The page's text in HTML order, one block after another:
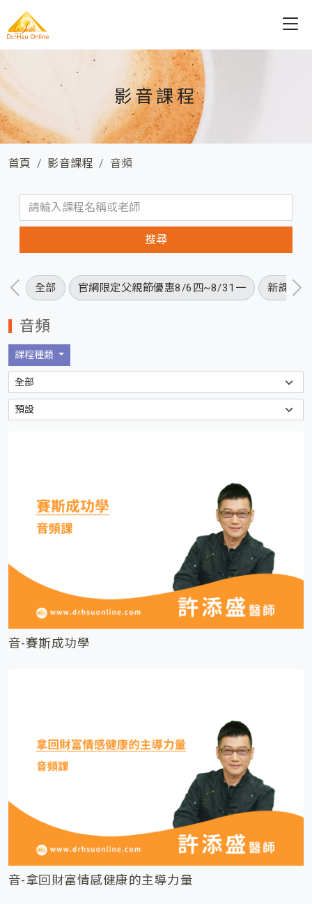
影音課程
首頁 影音課程 音頻
全部 官網限定父親節優惠8/6四~8/31一 新課程
音頻
課程種類
音-賽斯成功學
音-拿回財富情感健康的主導力量